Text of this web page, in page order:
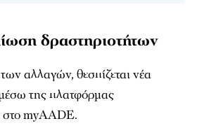
δραστηριοτήτων
αλλαγών, θεσπίζεται νέα
της πλατφόρμας
myAADE.